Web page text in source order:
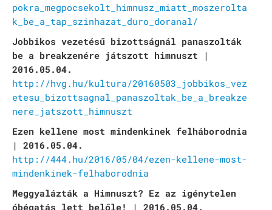
pokra_megpocsekolt_himnusz_miatt_moszerolta
k_be_a_tap_szinhazat_duro_doranal/
Jobbikos vezetésű bizottságnál panaszolták
be a breakzenére játszott himnuszt |
2016.05.04.
http://hvg.hu/kultura/20160503_jobbikos_vez
etesu_bizottsagnal_panaszoltak_be_a_breakze
nere_jatszott_himnuszt
Ezen kellene most mindenkinek felháborodnia
| 2016.05.04.
http://444.hu/2016/05/04/ezen-kellene-most-
mindenkinek-felhaborodnia
Meggyalázták a Himnuszt? Ez az igénytelen
óbégatás lett belőle! | 2016.05.04.